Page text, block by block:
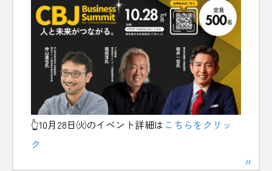
👆10月28日㈫のイベント詳細は こちらをクリッ
ク